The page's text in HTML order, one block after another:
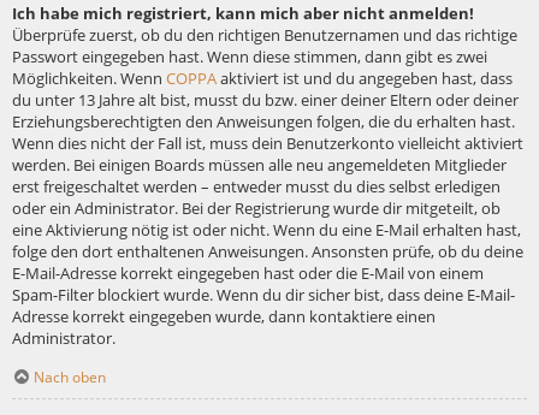
Ich habe mich registriert, kann mich aber nicht anmelden!
Überprüfe zuerst, ob du den richtigen Benutzernamen und das richtige
Passwort eingegeben hast. Wenn diese stimmen, dann gibt es zwei
Möglichkeiten. Wenn COPPAaktiviert ist und du angegeben hast, dass
du unter 13 Jahre alt bist, musst du bzw. einer deiner Eltern oder deiner
Erziehungsberechtigten den Anweisungen folgen, die du erhalten hast.
Wenn dies nicht der Fall ist, muss dein Benutzerkonto vielleicht aktiviert
werden. Bei einigen Boards müssen alle neu angemeldeten Mitglieder
erst freigeschaltet werden – entweder musst du dies selbst erledigen
oder ein Administrator. Bei der Registrierung wurde dir mitgeteilt, ob
eine Aktivierung nötig ist oder nicht. Wenn du eine E-Mail erhalten hast,
folge den dort enthaltenen Anweisungen. Ansonsten prüfe, ob du deine
E-Mail-Adresse korrekt eingegeben hast oder die E-Mail von einem
Spam-Filter blockiert wurde. Wenn du dir sicher bist, dass deine E-Mail-
Adresse korrekt eingegeben wurde, dann kontaktiere einen
Administrator.
Nach oben